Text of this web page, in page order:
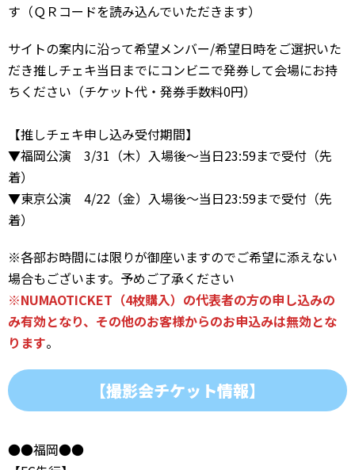
す（ＱＲコードを読み込んでいただきます）
サイトの案内に沿って希望メンバー/希望日時をご選択いた
だき推しチェキ当日までにコンビニで発券して会場にお持
ちください（チケット代・発券手数料0円）
【推しチェキ申し込み受付期間】
▼福岡公演 3/31（木）入場後～当日23:59まで受付（先
着）
▼東京公演 4/22（金）入場後～当日23:59まで受付（先
着）
※各部お時間には限りが御座いますのでご希望に添えない
場合もございます。予めご了承ください
※NUMAOTICKET（4枚購入）の代表者の方の申し込みの
み有効となり、その他のお客様からのお申込みは無効とな
ります。
【撮影会チケット情報】
●●福岡●●